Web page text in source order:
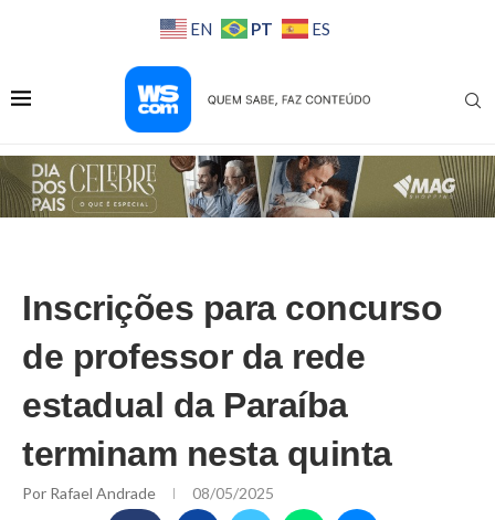
EN PT ES
Inscrições para concurso
de professor da rede
estadual da Paraíba
terminam nesta quinta
Por Rafael Andrade 08/05/2025